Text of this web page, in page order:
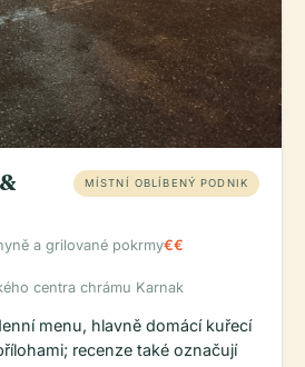
MÍSTNÍ OBLÍBENÝ PODNIK
a grilované pokrmy€€
centra chrámu Karnak
menu, hlavně domácí kuřecí
recenze také označují